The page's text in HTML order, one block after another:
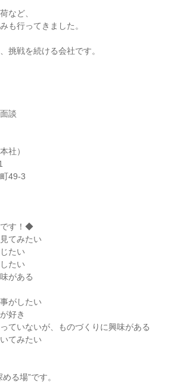
など、
も行ってきました。
挑戦を続ける会社です。
談
社）
49-3
す！◆
てみたい
たい
たい
がある
がしたい
好き
ていないが、ものづくりに興味がある
てみたい
る場”です。